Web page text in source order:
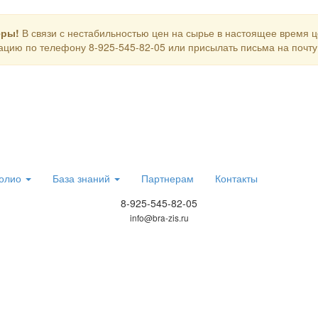
В связи с нестабильностью цен на сырье в настоящее
по телефону 8-925-545-82-05 или присылать письма на
База знаний Партнерам
Контакты
8-925-545-82-05
info@bra-zis.ru